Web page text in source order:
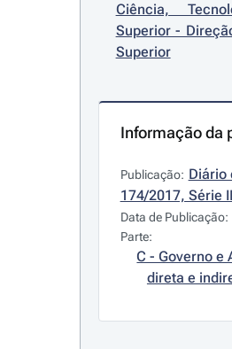
Ciência,
Superior -
Superior
Informação da
Publicação: Diário
174/2017, Série
Data de Publicação:
Parte:
C - Governo e
direta e